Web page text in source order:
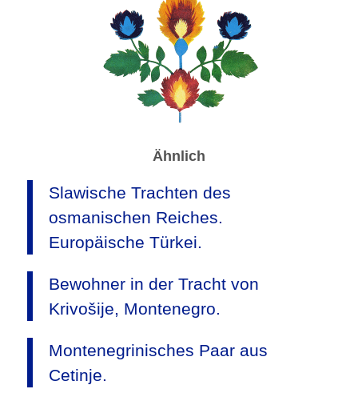
Ähnlich
Slawische Trachten des
osmanischen Reiches.
Europäische Türkei.
Bewohner in der Tracht von
Krivošije, Montenegro.
Montenegrinisches Paar aus
Cetinje.